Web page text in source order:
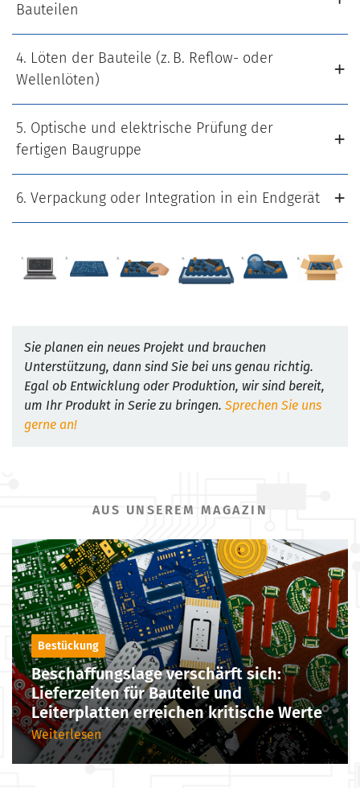
Bauteilen
4. Löten der Bauteile (z. B. Reflow- oder
Wellenlöten)
5. Optische und elektrische Prüfung der
fertigen Baugruppe
6. Verpackung oder Integration in ein Endgerät
Sie planen ein neues Projekt und brauchen
Unterstützung, dann sind Sie bei uns genau richtig.
Egal ob Entwicklung oder Produktion, wir sind bereit,
um Ihr Produkt in Serie zu bringen. Sprechen Sie uns
gerne an!
AUS UNSEREM MAGAZIN
Bestückung
Beschaffungslage verschärft sich:
Lieferzeiten für Bauteile und
Leiterplatten erreichen kritische Werte
Weiterlesen